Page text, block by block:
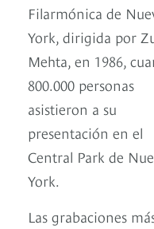
Filarmónica de
York, dirigida por
Mehta, en 1986,
800.000 personas
asistieron a su
presentación en el
Central Park de
York.
Las grabaciones